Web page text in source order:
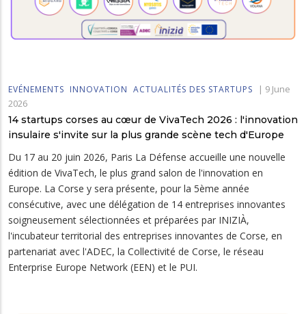
EVÉNEMENTS INNOVATION ACTUALITÉS DES STARTUPS | 9 June
2026
14 startups corses au cœur de VivaTech 2026 : l'innovation
insulaire s'invite sur la plus grande scène tech d'Europe
Du 17 au 20 juin 2026, Paris La Défense accueille une nouvelle
édition de VivaTech, le plus grand salon de l'innovation en
Europe. La Corse y sera présente, pour la 5ème année
consécutive, avec une délégation de 14 entreprises innovantes
soigneusement sélectionnées et préparées par INIZIÀ,
l'incubateur territorial des entreprises innovantes de Corse, en
partenariat avec l'ADEC, la Collectivité de Corse, le réseau
Enterprise Europe Network (EEN) et le PUI.